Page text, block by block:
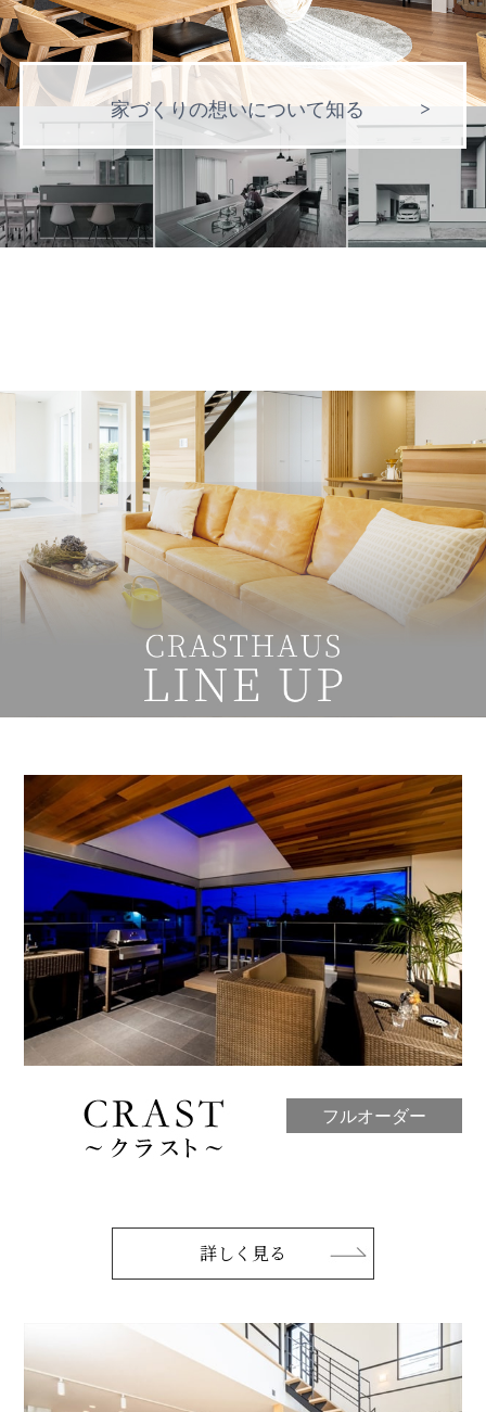
家づくりの想いについて知る
フルオーダー
詳しく見る